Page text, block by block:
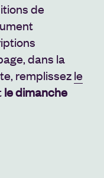
de
dans la
remplissezle
le dimanche